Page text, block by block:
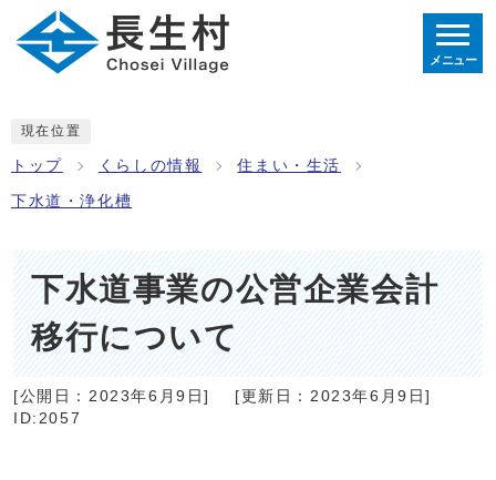
メニュー
現在位置
トップ くらしの情報 住まい・生活
下水道・浄化槽
下水道事業の公営企業会計
移行について
[公開日： 2023年6月9日] [更新日：2023年6月9日]
ID:2057